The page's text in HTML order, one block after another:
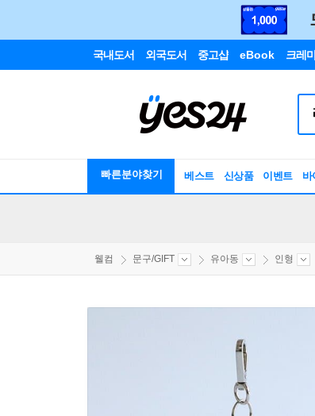
국내도서 외국도서 중고샵 eBook 크레
빠른분야찾기 베스트 신상품 이벤트 바
웰컴 문구/GIFT 유아동 인형